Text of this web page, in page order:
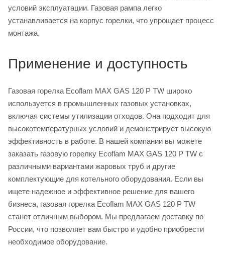
условий эксплуатации. Газовая рампа легко
устанавливается на корпус горелки, что упрощает процесс
монтажа.
Применение и доступность
Газовая горелка Ecoflam MAX GAS 120 P TW широко
используется в промышленных газовых установках,
включая системы утилизации отходов. Она подходит для
высокотемпературных условий и демонстрирует высокую
эффективность в работе. В нашей компании вы можете
заказать газовую горелку Ecoflam MAX GAS 120 P TW с
различными вариантами жаровых труб и другие
комплектующие для котельного оборудования. Если вы
ищете надежное и эффективное решение для вашего
бизнеса, газовая горелка Ecoflam MAX GAS 120 P TW
станет отличным выбором. Мы предлагаем доставку по
России, что позволяет вам быстро и удобно приобрести
необходимое оборудование.